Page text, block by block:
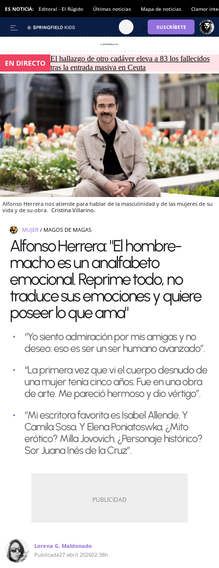
ES NOTICIA: Editoral - El Rúgido Últimas noticias Mapa de noticias Clamor
EN DIRECTO El hallazgo de otro cadáver eleva a 83 los fallecidos
tras la entrada masiva en Ceuta
MUJER / MAGOS DE MAGAS
Alfonso Herrera: "El hombre-
macho es un analfabeto
emocional. Reprime todo, no
traduce sus emociones y quiere
poseer lo que ama"
“Yo siento admiración por mis amigas y no
deseo: eso es ser un ser humano avanzado”.
“La primera vez que vi el cuerpo desnudo de
una mujer tenía cinco años. Fue en una obra
de arte. Me pareció hermoso y dio vértigo”.
“Mi escritora favorita es Isabel Allende. Y
Camila Sosa. Y Elena Poniatoswka. ¿Mito
erótico? Milla Jovovich. ¿Personaje histórico?
Sor Juana Inés de la Cruz”.
Alfonso Herrera nos atiende para hablar de la masculinidad y de las mujeres de su
vida y de su obra. Cristina Villarino.
Lorena G. Maldonado
Publicada27 abril 202602:38h